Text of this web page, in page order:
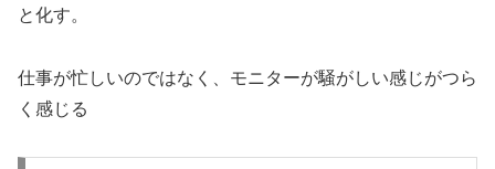
と化す。
仕事が忙しいのではなく、モニターが騒がしい感じがつら
く感じる